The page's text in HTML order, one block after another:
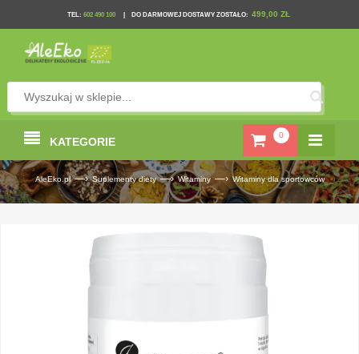
TEL: 602 490 100 DO DARMOWEJ DOSTAWY ZOSTAŁO: 499,00 ZŁ
0
KATEGORIE
AleEko.pl —› Suplementy diety —› Witaminy —› Witaminy dla sportowców